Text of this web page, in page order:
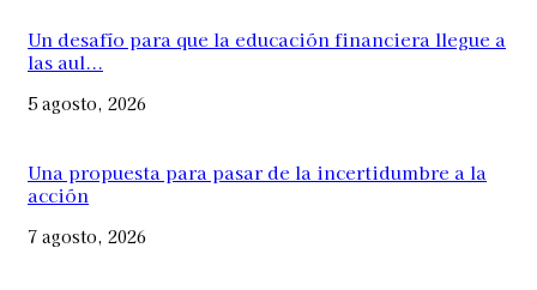
Un desafío para que la educación financiera llegue a
las aul...
5 agosto, 2026
Una propuesta para pasar de la incertidumbre a la
acción
7 agosto, 2026